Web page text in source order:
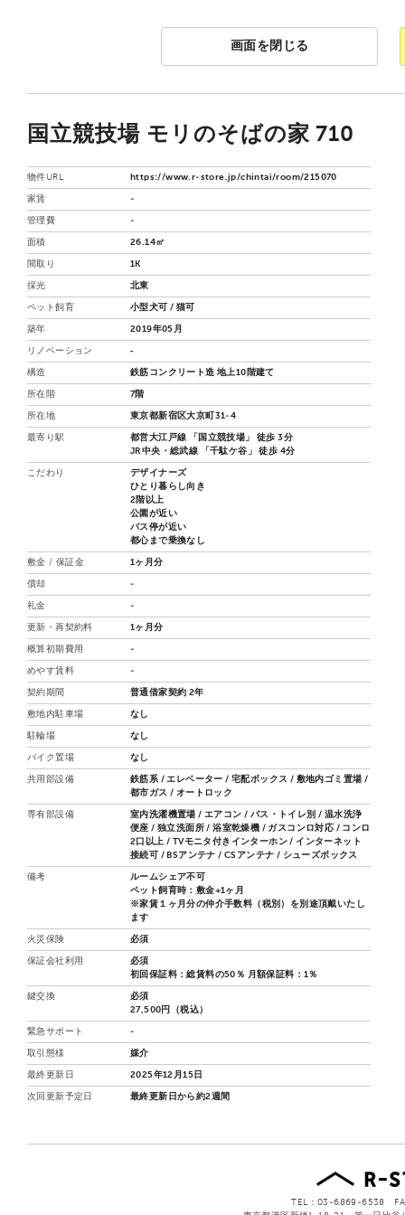
画面を閉じる
国立競技場 モリのそばの家 710
物件URL https://www.r-store.jp/chintai/room/215070
家賃 -
管理費 -
面積 26.14㎡
間取り 1K
採光 北東
ペット飼育 小型犬可 / 猫可
築年 2019年05月
リノベーション ‐
構造 鉄筋コンクリート造 地上10階建て
所在階 7階
所在地 東京都新宿区大京町31-4
最寄り駅
都営大江戸線 「国立競技場」 徒歩 3分
JR中央・総武線 「千駄ケ谷」 徒歩 4分
こだわり
デザイナーズ
ひとり暮らし向き
2階以上
公園が近い
バス停が近い
都心まで乗換なし
敷金 / 保証金 1ヶ月分
償却 -
礼金 -
更新・再契約料 1ヶ月分
概算初期費用 -
めやす賃料 -
契約期間 普通借家契約 2年
敷地内駐車場 なし
駐輪場 なし
バイク置場 なし
共用部設備
鉄筋系 / エレベーター / 宅配ボックス / 敷地内ゴミ置場 /
都市ガス / オートロック
専有部設備
室内洗濯機置場 / エアコン / バス・トイレ別 / 温水洗浄
便座 / 独立洗面所 / 浴室乾燥機 / ガスコンロ対応 / コンロ
2口以上 / TVモニタ付きインターホン / インターネット
接続可 / BSアンテナ / CSアンテナ / シューズボックス
備考
ルームシェア不可
ペット飼育時：敷金+1ヶ月
※家賃１ヶ月分の仲介手数料（税別）を別途頂戴いたし
ます
火災保険 必須
保証会社利用
必須
初回保証料：総賃料の50％ 月額保証料：1％
鍵交換
必須
27,500円（税込）
緊急サポート -
取引態様 媒介
最終更新日 2025年12月15日
次回更新予定日 最終更新日から約2週間
TEL：03-6869-6538